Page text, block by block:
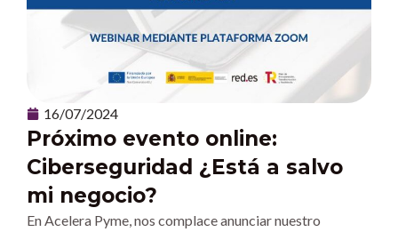
16/07/2024
Próximo evento online:
Ciberseguridad ¿Está a salvo
mi negocio?
En Acelera Pyme, nos complace anunciar nuestro